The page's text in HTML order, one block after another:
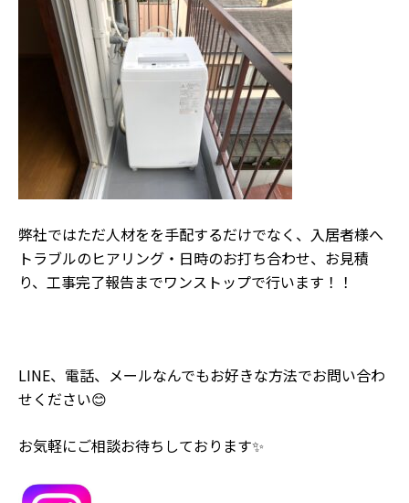
弊社ではただ人材をを手配するだけでなく、入居者様へ
トラブルのヒアリング・日時のお打ち合わせ、お見積
り、工事完了報告までワンストップで行います！！
LINE、電話、メールなんでもお好きな方法でお問い合わ
せください😊
お気軽にご相談お待ちしております✨